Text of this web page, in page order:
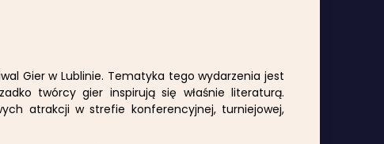
Gier w Lublinie. Tematyka tego wydarzenia jest
twórcy gier inspirują się właśnie literaturą.
atrakcji w strefie konferencyjnej, turniejowej,